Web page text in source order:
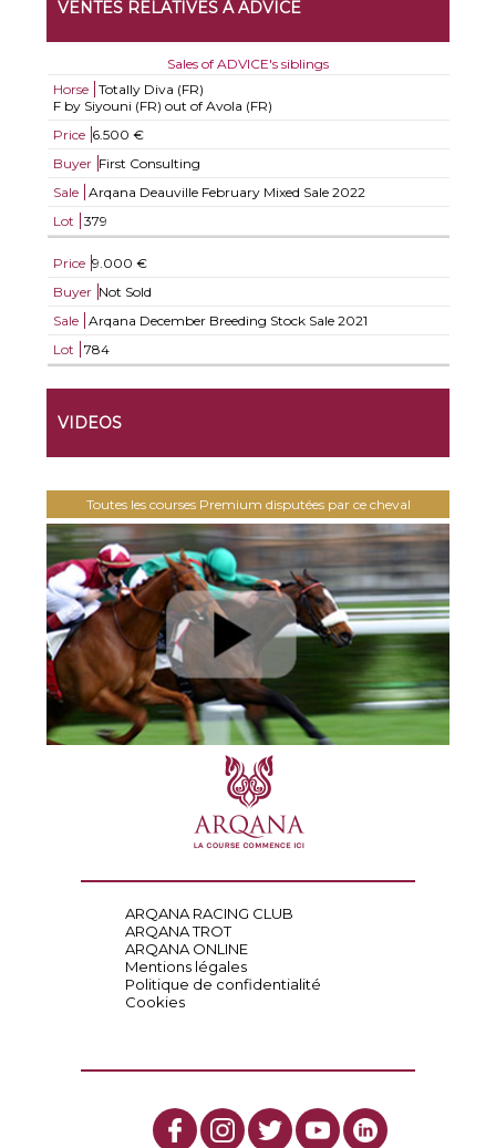
VENTES RELATIVES À ADVICE
Sales of ADVICE's siblings
Horse
Totally Diva (FR)
F by Siyouni (FR) out of Avola (FR)
Price 6.500 €
Buyer First Consulting
Sale
Arqana Deauville February Mixed Sale 2022
Lot
379
Price 9.000 €
Buyer Not Sold
Sale
Arqana December Breeding Stock Sale 2021
Lot
784
VIDEOS
Toutes les courses Premium disputées par ce cheval
ARQANA RACING CLUB
ARQANA TROT
ARQANA ONLINE
Mentions légales
Politique de confidentialité
Cookies